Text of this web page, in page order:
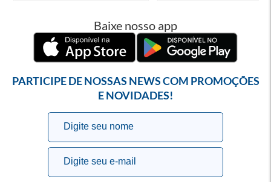
Baixe nosso app
PARTICIPE DE NOSSAS NEWS COM PROMOÇÕES
E NOVIDADES!